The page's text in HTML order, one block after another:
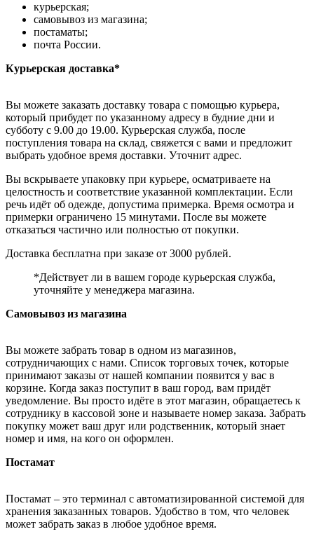
курьерская;
самовывоз из магазина;
постаматы;
почта России.
Курьерская доставка*
Вы можете заказать доставку товара с помощью курьера,
который прибудет по указанному адресу в будние дни и
субботу с 9.00 до 19.00. Курьерская служба, после
поступления товара на склад, свяжется с вами и предложит
выбрать удобное время доставки. Уточнит адрес.
Вы вскрываете упаковку при курьере, осматриваете на
целостность и соответствие указанной комплектации. Если
речь идёт об одежде, допустима примерка. Время осмотра и
примерки ограничено 15 минутами. После вы можете
отказаться частично или полностью от покупки.
Доставка бесплатна при заказе от 3000 рублей.
*Действует ли в вашем городе курьерская служба,
уточняйте у менеджера магазина.
Самовывоз из магазина
Вы можете забрать товар в одном из магазинов,
сотрудничающих с нами. Список торговых точек, которые
принимают заказы от нашей компании появится у вас в
корзине. Когда заказ поступит в ваш город, вам придёт
уведомление. Вы просто идёте в этот магазин, обращаетесь к
сотруднику в кассовой зоне и называете номер заказа. Забрать
покупку может ваш друг или родственник, который знает
номер и имя, на кого он оформлен.
Постамат
Постамат – это терминал с автоматизированной системой для
хранения заказанных товаров. Удобство в том, что человек
может забрать заказ в любое удобное время.